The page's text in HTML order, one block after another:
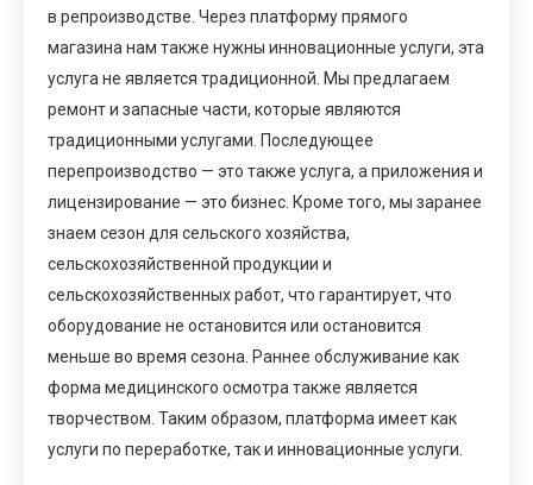
в репроизводстве. Через платформу прямого
магазина нам также нужны инновационные услуги, эта
услуга не является традиционной. Мы предлагаем
ремонт и запасные части, которые являются
традиционными услугами. Последующее
перепроизводство — это также услуга, а приложения и
лицензирование — это бизнес. Кроме того, мы заранее
знаем сезон для сельского хозяйства,
сельскохозяйственной продукции и
сельскохозяйственных работ, что гарантирует, что
оборудование не остановится или остановится
меньше во время сезона. Раннее обслуживание как
форма медицинского осмотра также является
творчеством. Таким образом, платформа имеет как
услуги по переработке, так и инновационные услуги.